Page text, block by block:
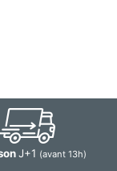
J+1 (avant 13h)